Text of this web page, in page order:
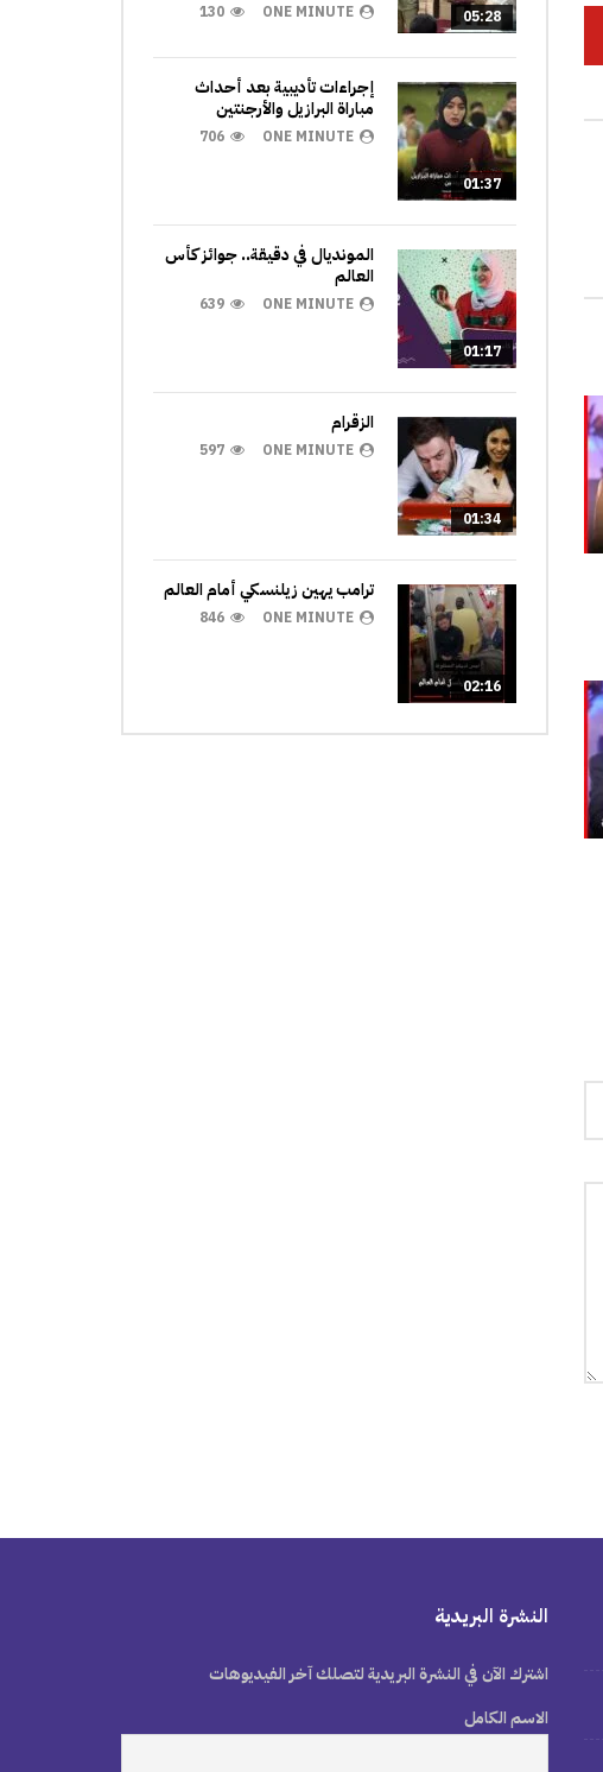
05:28
ONE MINUTE
130
01:37
إجراءات تأديبية بعد أحداث
مباراة البرازيل والأرجنتين
ONE MINUTE
706
01:17
المونديال في دقيقة.. جوائز كأس
العالم
ONE MINUTE
639
01:34
الزقرام
ONE MINUTE
597
02:16
ترامب يهين زيلنسكي أمام العالم
ONE MINUTE
846
النشرة البريدية
اشترك الآن في النشرة البريدية لتصلك آخر الفيديوهات
الاسم الكامل